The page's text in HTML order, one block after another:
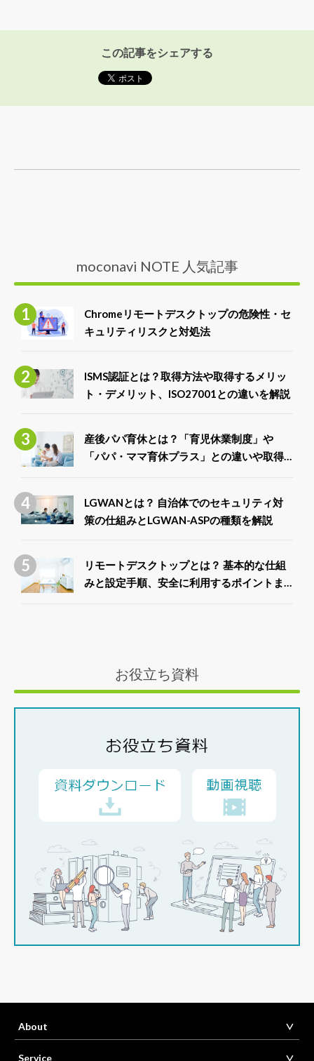
この記事をシェアする
moconavi NOTE 人気記事
Chromeリモートデスクトップの危険性・セ
キュリティリスクと対処法
ISMS認証とは？取得方法や取得するメリッ
ト・デメリット、ISO27001との違いを解説
産後パパ育休とは？「育児休業制度」や
「パパ・ママ育休プラス」との違いや取得
LGWANとは？ 自治体でのセキュリティ対
策の仕組みとLGWAN-ASPの種類を解説
リモートデスクトップとは？ 基本的な仕組
みと設定手順、安全に利用するポイントま
お役立ち資料
About
Service